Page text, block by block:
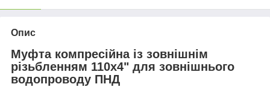
Опис
Муфта компресійна із зовнішнім
різьбленням 110x4" для зовнішнього
водопроводу ПНД